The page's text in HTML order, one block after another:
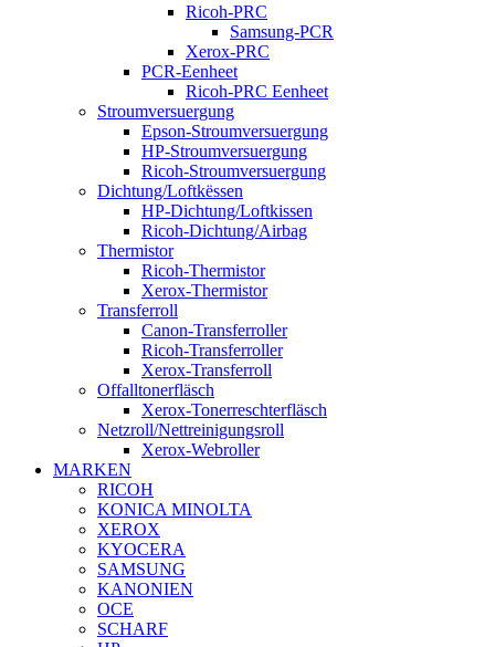
Ricoh-PRC
Samsung-PCR
Xerox-PRC
PCR-Eenheet
Ricoh-PRC Eenheet
Stroumversuergung
Epson-Stroumversuergung
HP-Stroumversuergung
Ricoh-Stroumversuergung
Dichtung/Loftkëssen
HP-Dichtung/Loftkissen
Ricoh-Dichtung/Airbag
Thermistor
Ricoh-Thermistor
Xerox-Thermistor
Transferroll
Canon-Transferroller
Ricoh-Transferroller
Xerox-Transferroll
Offalltonerfläsch
Xerox-Tonerreschterfläsch
Netzroll/Nettreinigungsroll
Xerox-Webroller
MARKEN
RICOH
KONICA MINOLTA
XEROX
KYOCERA
SAMSUNG
KANONIEN
OCE
SCHARF